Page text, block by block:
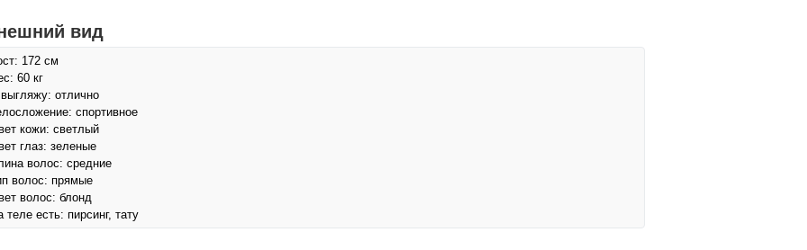
вид
172 см
60 кг
отлично
спортивное
кожи: светлый
глаз: зеленые
волос: средние
волос: прямые
волос: блонд
теле есть: пирсинг, тату